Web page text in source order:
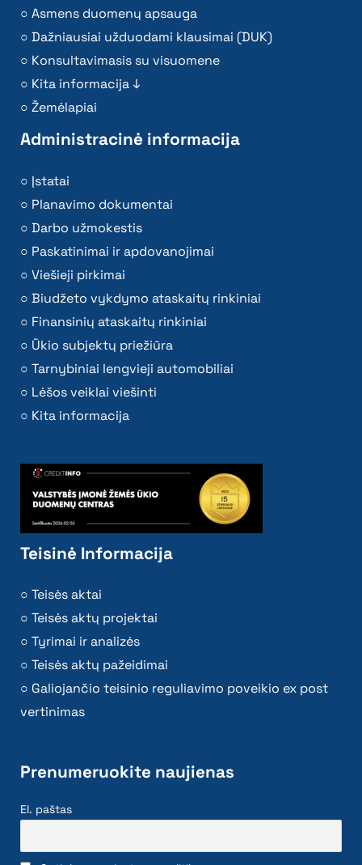
Asmens duomenų apsauga
Dažniausiai užduodami klausimai (DUK)
Konsultavimasis su visuomene
Kita informacija ↓
Žemėlapiai
Administracinė informacija
Įstatai
Planavimo dokumentai
Darbo užmokestis
Paskatinimai ir apdovanojimai
Viešieji pirkimai
Biudžeto vykdymo ataskaitų rinkiniai
Finansinių ataskaitų rinkiniai
Ūkio subjektų priežiūra
Tarnybiniai lengvieji automobiliai
Lėšos veiklai viešinti
Kita informacija
Teisinė Informacija
Teisės aktai
Teisės aktų projektai
Tyrimai ir analizės
Teisės aktų pažeidimai
Galiojančio teisinio reguliavimo poveikio ex post
vertinimas
Prenumeruokite naujienas
El. paštas